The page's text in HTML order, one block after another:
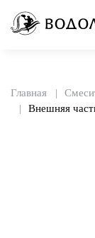
Главная
Внешняя